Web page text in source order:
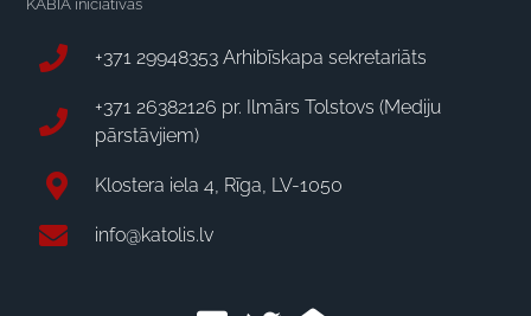
KABIA iniciatīvas
+371 29948353 Arhibīskapa sekretariāts
+371 26382126 pr. Ilmārs Tolstovs (Mediju
pārstāvjiem)
Klostera iela 4, Rīga, LV-1050
info@katolis.lv